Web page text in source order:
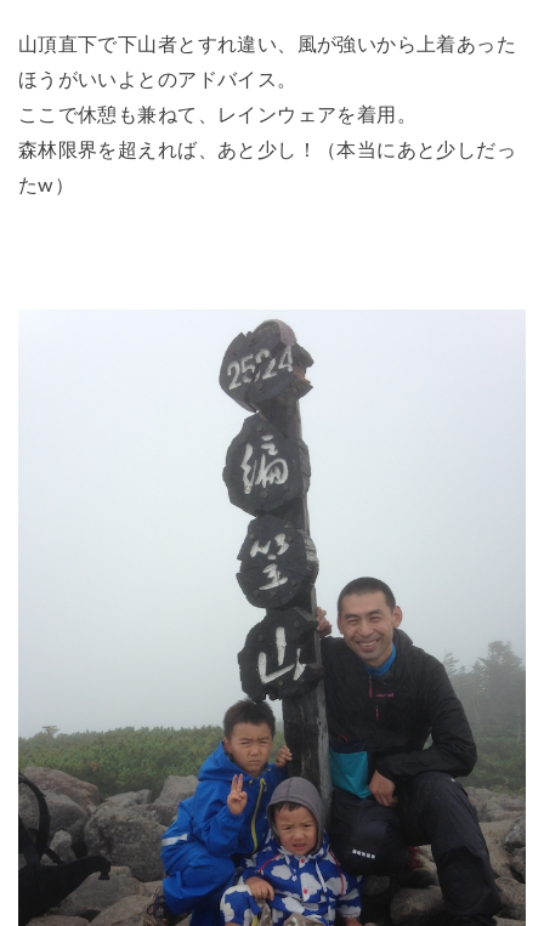
山頂直下で下山者とすれ違い、風が強いから上着あった
ほうがいいよとのアドバイス。
ここで休憩も兼ねて、レインウェアを着用。
森林限界を超えれば、あと少し！（本当にあと少しだっ
たw）